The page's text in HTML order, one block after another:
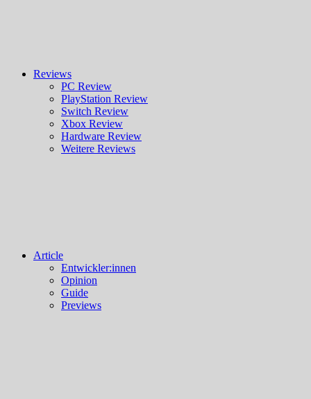
Reviews
PC Review
PlayStation Review
Switch Review
Xbox Review
Hardware Review
Weitere Reviews
Article
Entwickler:innen
Opinion
Guide
Previews